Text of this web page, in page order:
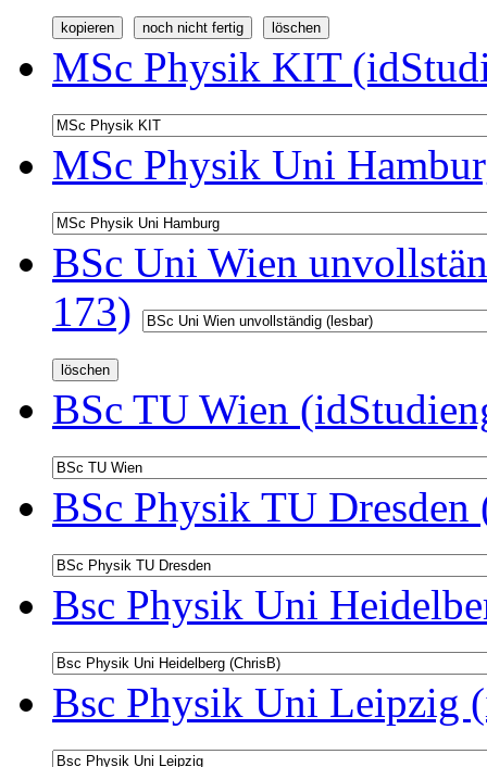
MSc Physik KIT
MSc Physik Uni
BSc Uni Wien
173)
BSc TU Wien
BSc Physik TU
Bsc Physik Uni
Bsc Physik Uni Leipzig